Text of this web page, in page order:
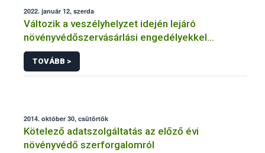
2022. január 12, szerda
Változik a veszélyhelyzet idején lejáró
növényvédőszervásárlási engedélyekkel
kapcsolatos szabályozás
TOVÁBB >
2014. október 30, csütörtök
Kötelező adatszolgáltatás az előző évi
növényvédő szerforgalomról